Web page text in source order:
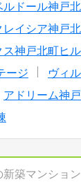
ルドール神戸
レイシア神戸
ス神戸北町ヒ
ージ
ヴィ
アドリーム神
築マンション